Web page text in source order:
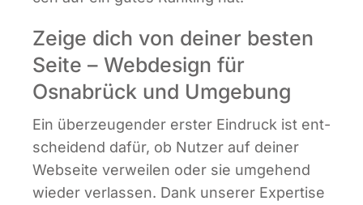
Zeige dich von deiner besten
Seite – Webdesign für
Osnabrück und Umgebung
Ein über­zeu­gen­der ers­ter Ein­druck ist ent­
schei­dend dafür, ob Nut­zer auf dei­ner
Web­sei­te ver­wei­len oder sie umge­hend
wie­der ver­las­sen. Dank unse­rer Exper­ti­se